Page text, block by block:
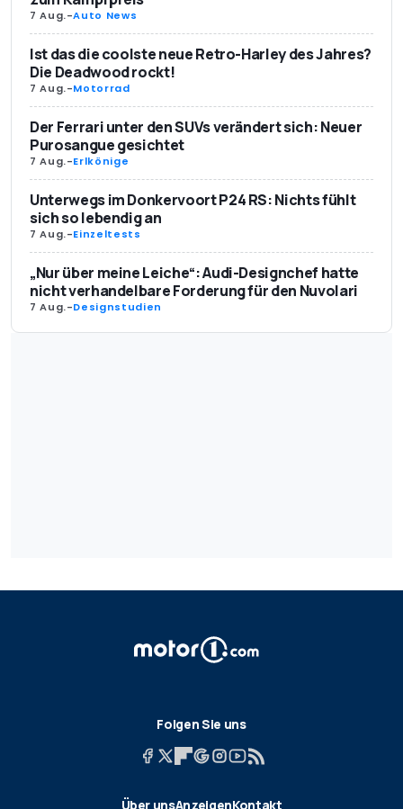
7 Aug.-Auto News
Ist das die coolste neue Retro-Harley des Jahres?
Die Deadwood rockt!
7 Aug.-Motorrad
Der Ferrari unter den SUVs verändert sich: Neuer
Purosangue gesichtet
7 Aug.-Erlkönige
Unterwegs im Donkervoort P24 RS: Nichts fühlt
sich so lebendig an
7 Aug.-Einzeltests
„Nur über meine Leiche“: Audi-Designchef hatte
nicht verhandelbare Forderung für den Nuvolari
7 Aug.-Designstudien
Folgen Sie uns
Über unsAnzeigenKontakt